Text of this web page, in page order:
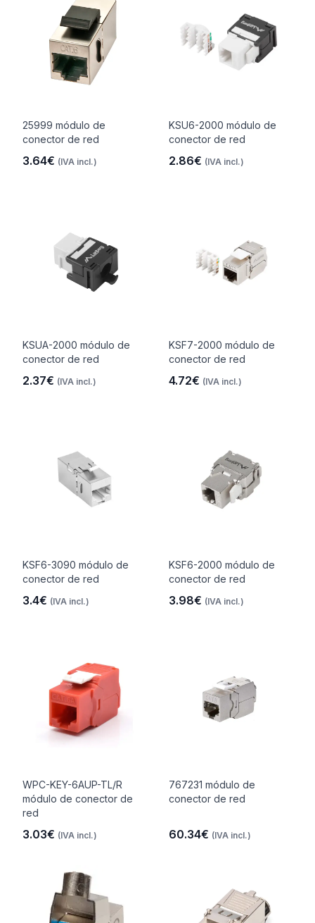
25999 módulo de
conector de red
3.64€ (IVA incl.)
KSU6-2000 módulo de
conector de red
2.86€ (IVA incl.)
KSUA-2000 módulo de
conector de red
2.37€ (IVA incl.)
KSF7-2000 módulo de
conector de red
4.72€ (IVA incl.)
KSF6-3090 módulo de
conector de red
3.4€ (IVA incl.)
KSF6-2000 módulo de
conector de red
3.98€ (IVA incl.)
WPC-KEY-6AUP-TL/R
módulo de conector de
red
3.03€ (IVA incl.)
767231 módulo de
conector de red
60.34€ (IVA incl.)